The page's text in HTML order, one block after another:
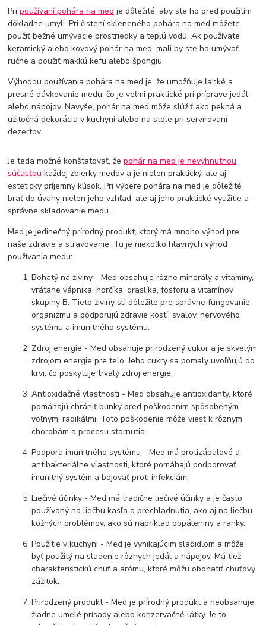
Pripoužívaní pohára na med je dôležité, aby ste ho pred použitím
dôkladne umyli. Pri čistení skleneného pohára na med môžete
použiť bežné umývacie prostriedky a teplú vodu. Ak používate
keramický alebo kovový pohár na med, mali by ste ho umývať
ručne a použiť mäkkú kefu alebo špongiu.
Výhodou používania pohára na med je, že umožňuje ľahké a
presné dávkovanie medu, čo je veľmi praktické pri príprave jedál
alebo nápojov. Navyše, pohár na med môže slúžiť ako pekná a
užitočná dekorácia v kuchyni alebo na stole pri servírovaní
dezertov.
Je teda možné konštatovať, žepohár na med je nevyhnutnou
súčasťou každej zbierky medov a je nielen praktický, ale aj
esteticky príjemný kúsok. Pri výbere pohára na med je dôležité
brať do úvahy nielen jeho vzhľad, ale aj jeho praktické využitie a
správne skladovanie medu.
Med je jedinečný prírodný produkt, ktorý má mnoho výhod pre
naše zdravie a stravovanie. Tu je niekoľko hlavných výhod
používania medu:
Bohatý na živiny - Med obsahuje rôzne minerály a vitamíny,
vrátane vápnika, horčíka, draslíka, fosforu a vitamínov
skupiny B. Tieto živiny sú dôležité pre správne fungovanie
organizmu a podporujú zdravie kostí, svalov, nervového
systému a imunitného systému.
Zdroj energie - Med obsahuje prirodzený cukor a je skvelým
zdrojom energie pre telo. Jeho cukry sa pomaly uvoľňujú do
krvi, čo poskytuje trvalý zdroj energie.
Antioxidačné vlastnosti - Med obsahuje antioxidanty, ktoré
pomáhajú chrániť bunky pred poškodením spôsobeným
voľnými radikálmi. Toto poškodenie môže viesť k rôznym
chorobám a procesu starnutia.
Podpora imunitného systému - Med má protizápalové a
antibakteriálne vlastnosti, ktoré pomáhajú podporovať
imunitný systém a bojovať proti infekciám.
Liečivé účinky - Med má tradične liečivé účinky a je často
používaný na liečbu kašľa a prechladnutia, ako aj na liečbu
kožných problémov, ako sú napríklad popáleniny a ranky.
Použitie v kuchyni - Med je vynikajúcim sladidlom a môže
byť použitý na sladenie rôznych jedál a nápojov. Má tiež
charakteristickú chuť a arómu, ktoré môžu obohatiť chuťový
zážitok.
Prirodzený produkt - Med je prírodný produkt a neobsahuje
žiadne umelé prísady alebo konzervačné látky. Je to